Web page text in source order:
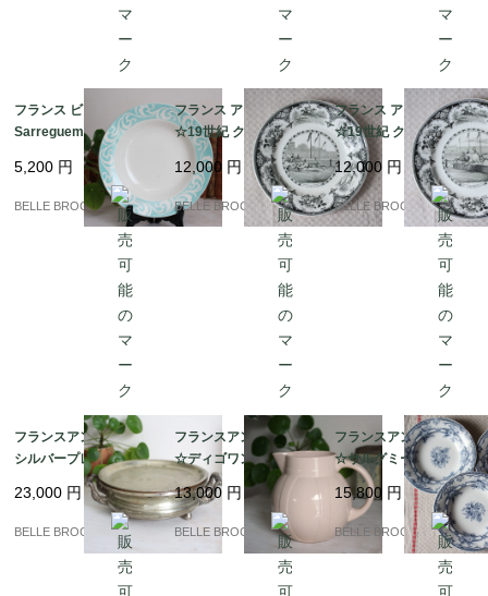
フランス ビンテージ★
Sarreguemines サルグ
ミンヌ Honfleur ターコ
イズブルーの美しいプ
レート/皿｜フランス発
送（到着まで2-3週間）
5,200 円
BELLE BROCANTE
フランス アンティーク
☆19世紀 クレイユ・
エ・モントロー Creil e
t Montereau「La Chas
se au Cerf」Assiette
Parlante｜フランスか
12,000 円
BELLE BROCANTE
フランス アンティーク
☆19世紀 クレイユ・
エ・モントロー Creil e
t Montereau「La Cour
se des Haies」Assiett
e Parlante｜フランス
12,000 円
BELLE BROCANTE
フランスアンティーク/
シルバープレート☆華
麗な装飾ハンドル付き
保温ディッシュ（フー
ドウォーマー）｜フラ
ンス発送（到着まで2-3
23,000 円
BELLE BROCANTE
フランスアンティーク
☆ディゴワン サルグミ
ーヌ ピッチャー |Digoi
n & Sarreguemines パ
ンプキン型 パウダーピ
ンク｜フランス発送
（到着まで2-3週間）
13,000 円
BELLE BROCANTE
フランスアンティーク
☆サルグミーヌ スープ
皿 3枚セット SARREG
UEMINES SERES｜フ
ランス発送（到着まで2
15,800 円
BELLE BROCANTE